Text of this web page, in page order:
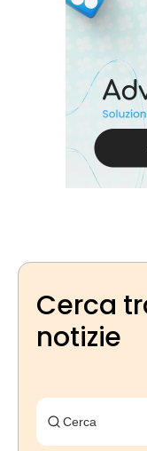
Cerca
notizie